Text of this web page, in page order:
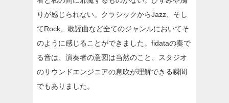
りが感じられない。クラシックからJazz、そし
てRock、歌謡曲など全てのジャンルにおいてそ
のように感じることができました。fidataの奏で
る音は、演奏者の意図は当然のこと、スタジオ
のサウンドエンジニアの息吹が理解できる瞬間
でもありました。